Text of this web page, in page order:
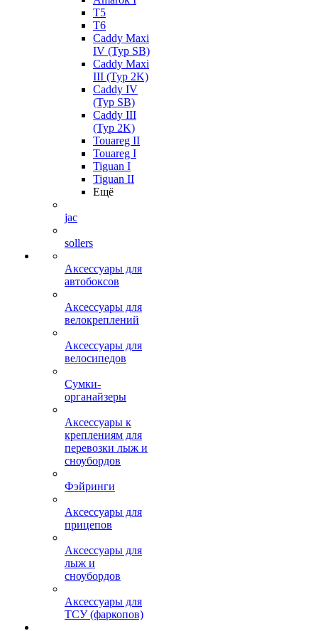
T5
T6
Caddy Maxi
IV (Typ SB)
Caddy Maxi
III (Typ 2K)
Caddy IV
(Typ SB)
Caddy III
(Typ 2K)
Touareg II
Touareg I
Tiguan I
Tiguan II
Ещё
jac
sollers
Аксессуары для
автобоксов
Аксессуары для
велокреплений
Аксессуары для
велосипедов
Сумки-
органайзеры
Аксессуары к
креплениям для
перевозки лыж и
сноубордов
Фэйринги
Аксессуары для
прицепов
Аксессуары для
лыж и
сноубордов
Аксессуары для
ТСУ (фаркопов)